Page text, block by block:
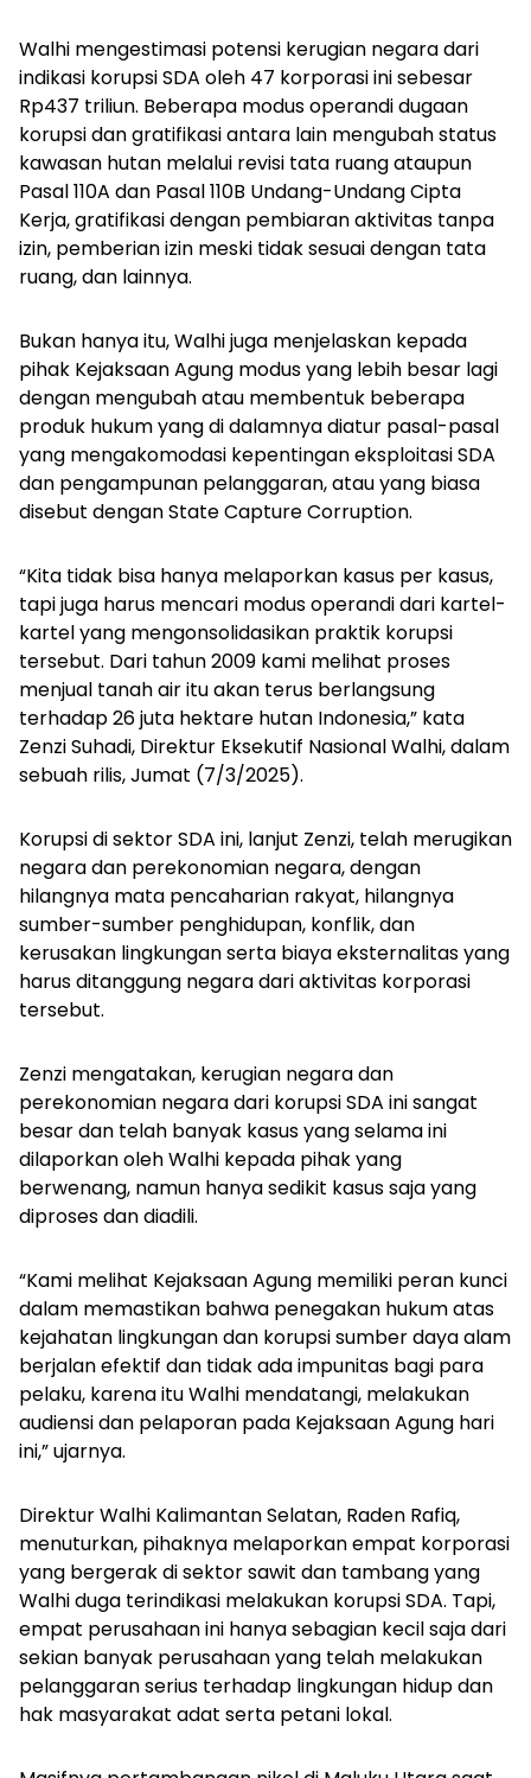
Walhi mengestimasi potensi kerugian negara dari
indikasi korupsi SDA oleh 47 korporasi ini sebesar
Rp437 triliun. Beberapa modus operandi dugaan
korupsi dan gratifikasi antara lain mengubah status
kawasan hutan melalui revisi tata ruang ataupun
Pasal 110A dan Pasal 110B Undang-Undang Cipta
Kerja, gratifikasi dengan pembiaran aktivitas tanpa
izin, pemberian izin meski tidak sesuai dengan tata
ruang, dan lainnya.
Bukan hanya itu, Walhi juga menjelaskan kepada
pihak Kejaksaan Agung modus yang lebih besar lagi
dengan mengubah atau membentuk beberapa
produk hukum yang di dalamnya diatur pasal-pasal
yang mengakomodasi kepentingan eksploitasi SDA
dan pengampunan pelanggaran, atau yang biasa
disebut denganState Capture Corruption.
“Kita tidak bisa hanya melaporkan kasus per kasus,
tapi juga harus mencari modus operandi dari kartel-
kartel yang mengonsolidasikan praktik korupsi
tersebut. Dari tahun 2009 kami melihat proses
menjual tanah air itu akan terus berlangsung
terhadap 26 juta hektare hutan Indonesia,” kata
Zenzi Suhadi, Direktur Eksekutif Nasional Walhi, dalam
sebuah rilis, Jumat (7/3/2025).
Korupsi di sektor SDA ini, lanjut Zenzi, telah merugikan
negara dan perekonomian negara, dengan
hilangnya mata pencaharian rakyat, hilangnya
sumber-sumber penghidupan, konflik, dan
kerusakan lingkungan serta biaya eksternalitas yang
harus ditanggung negara dari aktivitas korporasi
tersebut.
Zenzi mengatakan, kerugian negara dan
perekonomian negara dari korupsi SDA ini sangat
besar dan telah banyak kasus yang selama ini
dilaporkan oleh Walhi kepada pihak yang
berwenang, namun hanya sedikit kasus saja yang
diproses dan diadili.
“Kami melihat Kejaksaan Agung memiliki peran kunci
dalam memastikan bahwa penegakan hukum atas
kejahatan lingkungan dan korupsi sumber daya alam
berjalan efektif dan tidak ada impunitas bagi para
pelaku, karena itu Walhi mendatangi, melakukan
audiensi dan pelaporan pada Kejaksaan Agung hari
ini,” ujarnya.
Direktur Walhi Kalimantan Selatan, Raden Rafiq,
menuturkan, pihaknya melaporkan empat korporasi
yang bergerak di sektor sawit dan tambang yang
Walhi duga terindikasi melakukan korupsi SDA. Tapi,
empat perusahaan ini hanya sebagian kecil saja dari
sekian banyak perusahaan yang telah melakukan
pelanggaran serius terhadap lingkungan hidup dan
hak masyarakat adat serta petani lokal.